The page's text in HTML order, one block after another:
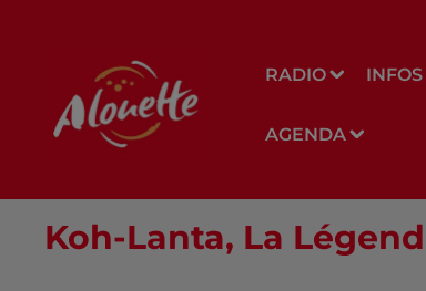
RADIO INFOS
AGENDA
Koh-Lanta, La